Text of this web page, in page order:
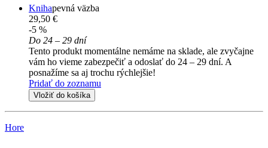
Knihapevná väzba
29,50 €
-5 %
Do 24 – 29 dní
Tento produkt momentálne nemáme na sklade, ale zvyčajne
vám ho vieme zabezpečiť a odoslať do 24 – 29 dní. A
posnažíme sa aj trochu rýchlejšie!
Pridať do zoznamu
Vložiť do košíka
Hore